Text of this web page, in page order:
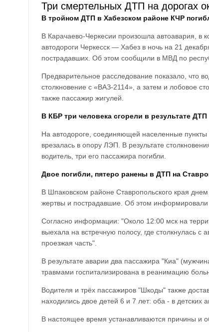
Три смертельных ДТП на дорогах
В тройном ДТП в Хабезском районе КЧР
В Карачаево-Черкесии произошла автоавария, в
автодороги Черкесск — Хабез в ночь на 21
пострадавших. Об этом сообщили в МВД по
Предварительное расследование показало, что
столкновение с «ВАЗ-2114», а затем и лобовое
также пассажир жигулей.
В КБР три человека сгорели в результате ДТП
На автодороге, соединяющей населенные
врезалась в опору ЛЭП. В результате
водитель, три его пассажира погибли.
Двое погибли, пятеро ранены в ДТП на
В Шпаковском районе Ставропольского края
жертвы и пострадавшие. Об этом
Согласно информации: "Около 12:00 мск на
выехала на встречную полосу, где
проезжая часть".
В результате аварии два пассажира "Киа"
травмами госпитализирована в реанимацию
Водителя и трёх пассажиров "Шкоды" также
находились двое детей 6 и 7 лет: оба - в детских
В настоящее время устанавливаются причины и